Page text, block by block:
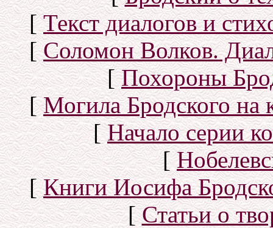
[Текст диалогов и
[Соломон Волков.
[Похороны
[Могила Бродского
[Начало серии
[
[Книги Иосифа
[Статьи о